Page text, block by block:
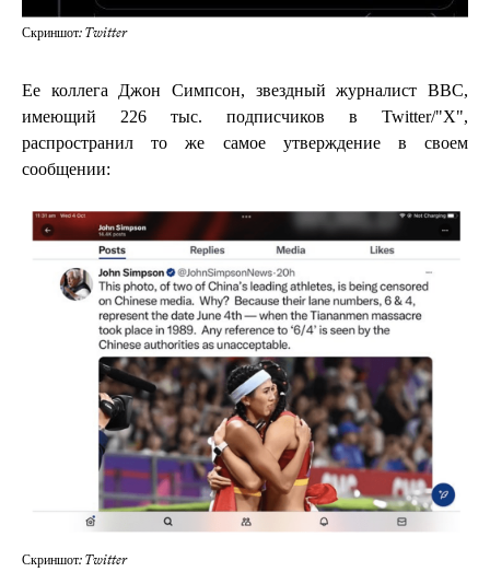
Скриншот: Twitter
Ее коллега Джон Симпсон, звездный журналист BBC,
имеющий 226 тыс. подписчиков в Twitter/"X",
распространил то же самое утверждение в своем
сообщении:
Скриншот: Twitter